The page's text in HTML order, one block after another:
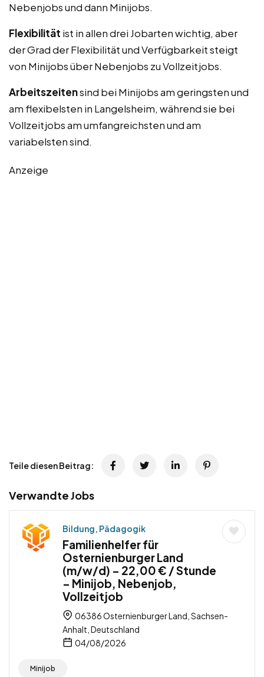
Nebenjobs und dann Minijobs.
Flexibilität ist in allen drei Jobarten wichtig, aber
der Grad der Flexibilität und Verfügbarkeit steigt
von Minijobs über Nebenjobs zu Vollzeitjobs.
Arbeitszeitensind bei Minijobs am geringsten und
am flexibelsten in Langelsheim, während sie bei
Vollzeitjobs am umfangreichsten und am
variabelsten sind.
Anzeige
Teile diesen Beitrag:
Verwandte Jobs
Bildung, Pädagogik
Familienhelfer für
Osternienburger Land
(m/w/d) – 22,00 € / Stunde
– Minijob, Nebenjob,
Vollzeitjob
06386 Osternienburger Land, Sachsen-
Anhalt, Deutschland
04/08/2026
Minijob